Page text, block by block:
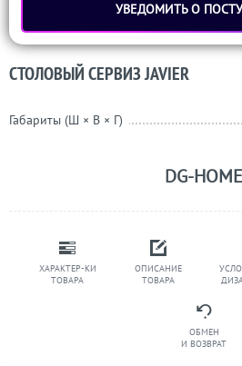
ХАРАКТЕР-КИ
ТОВАРА
ОПИСАНИЕ
ТОВАРА
ОБМЕН
И ВОЗВРАТ
УВЕДОМИТЬ О
СТОЛОВЫЙ СЕРВИЗ JAVIER
Габариты (Ш × В × Г)
DG-HOME